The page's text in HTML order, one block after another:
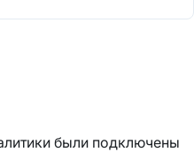
были подключены